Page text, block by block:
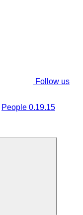
Follow us
People 0.19.15